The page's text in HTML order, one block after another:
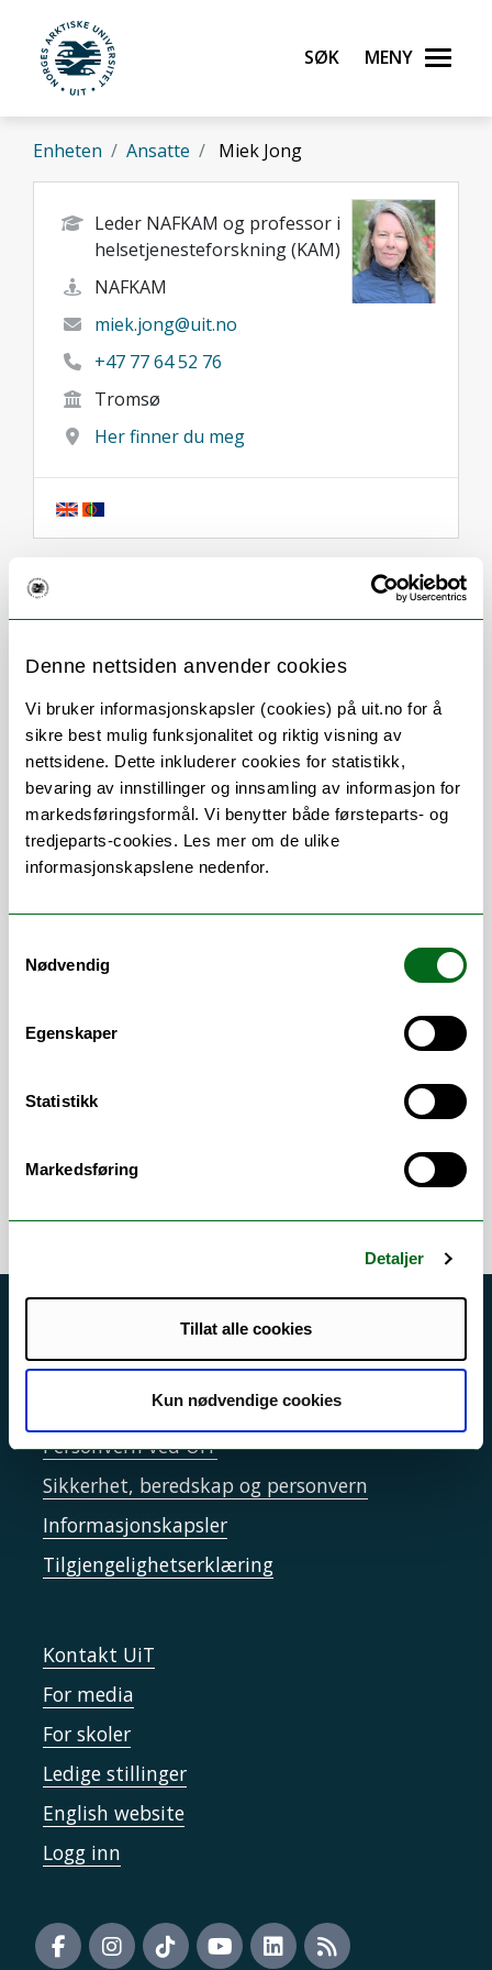
Denne nettsiden anvender cookies
Vi bruker informasjonskapsler (cookies) på uit.no for å
sikre best mulig funksjonalitet og riktig visning av
nettsidene. Dette inkluderer cookies for statistikk,
bevaring av innstillinger og innsamling av informasjon for
markedsføringsformål. Vi benytter både førsteparts- og
tredjeparts-cookies. Les mer om de ulike
informasjonskapslene nedenfor.
Nødvendig
Egenskaper
Statistikk
Markedsføring
Detaljer
Tillat alle cookies
Kun nødvendige cookies
Gå til hovedinnhold
UiT Norges arktiske universitet
Søk Meny
Enheten Ansatte Miek Jong
Leder NAFKAM og professor i
helsetjenesteforskning (KAM)
NAFKAM
miek.jong@uit.no
+47 77 64 52 76
Tromsø
Her finner du meg
Forskning og undervisning
Her finner du meg
Stillingsbeskrivelse
Senterest øverste leder:
Ansvaret for NAFKAMs samlede faglige og
administrative virksomhet.
arbeidet med å utvikle og sikre forsknings-
og formidlingsaktivitet i samsvar med
Helsedirektoratet, NAFKAMs Senterrådet
Si ifra!
Driftsmeldinger
Personvern ved UiT
Sikkerhet, beredskap og personvern
Informasjonskapsler
Tilgjengelighetserklæring
Kontakt UiT
For media
For skoler
Ledige stillinger
English website
Logg inn